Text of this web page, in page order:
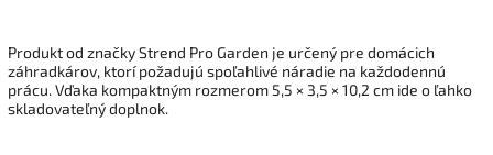
Produkt od značky Strend Pro Garden je určený pre domácich
záhradkárov, ktorí požadujú spoľahlivé náradie na každodennú
prácu. Vďaka kompaktným rozmerom 5,5 × 3,5 × 10,2 cm ide o ľahko
skladovateľný doplnok.